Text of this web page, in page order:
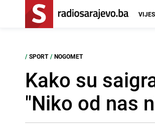
/ SPORT / NOGOMET
Kako su
"Niko od nas